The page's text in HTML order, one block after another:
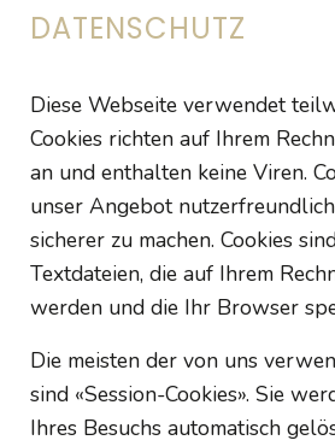
DATENSCHUTZ
Diese Webseite verwendet
Cookies richten auf Ihrem
an und enthalten keine Viren.
unser Angebot
sicherer zu machen. Cookies
Textdateien, die auf Ihrem
werden und die Ihr Browser
Die meisten der von uns
sind «Session-Cookies». Sie
Ihres Besuchs automatisch